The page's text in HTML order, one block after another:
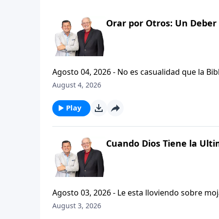
Orar por Otros: Un Deber
Agosto 04, 2026 - No es casualidad que la Biblia contenga
profetas, apostoles...de gente comun y
especifica.
August 4, 2026
Play
Cuando Dios Tiene la
Agosto 03, 2026 - Le esta lloviendo sobre mojado? Siente que el dolor y el sufrimiento se han
ilimitadamente en su vida? Santiago,
August 3, 2026